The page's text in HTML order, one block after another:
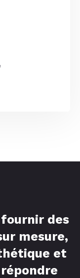
des
mesure,
et